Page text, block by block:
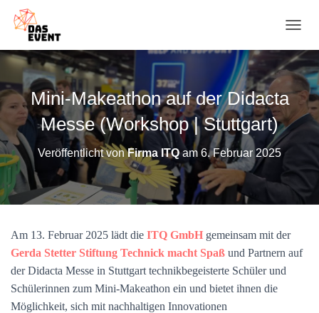
A
V
I
G
T
I
U
L
Mini-Makeathon auf der Didacta
Messe (Workshop | Stuttgart)
Veröffentlicht vonFirma ITQam 6. Februar 2025
Am 13. Februar 2025 lädt die ITQ GmbH gemeinsam mit der
Gerda Stetter Stiftung Technick macht Spaß und Partnern auf
der Didacta Messe in Stuttgart technikbegeisterte Schüler und
Schülerinnen zum Mini-Makeathon ein und bietet ihnen die
Möglichkeit, sich mit nachhaltigen Innovationen